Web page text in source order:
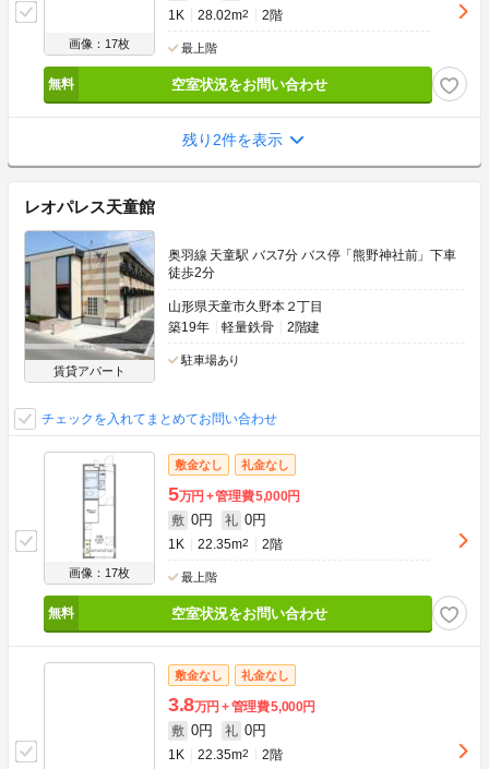
画像：17枚
1K 28.02m2 2階
最上階
空室状況をお問い合わせ
残り2件を表示
レオパレス天童館
賃貸アパート
奥羽線 天童駅 バス7分 バス停「熊野神社前」下車
徒歩2分
山形県天童市久野本２丁目
築19年
軽量鉄骨 2階建
駐車場あり
チェックを入れてまとめてお問い合わせ
画像：17枚
敷金なし 礼金なし
5万円 管理費5,000円
敷 0円 礼 0円
1K 22.35m2 2階
最上階
空室状況をお問い合わせ
敷金なし 礼金なし
3.8万円 管理費5,000円
敷 0円 礼 0円
1K 22.35m2 2階